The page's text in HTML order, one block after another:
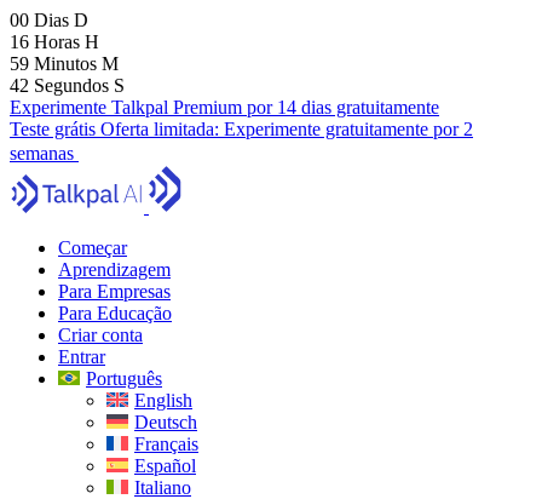
00 Dias D
16 Horas H
59 Minutos M
41 Segundos S
Experimente Talkpal Premium por 14 dias gratuitamente
Teste grátis Oferta limitada: Experimente gratuitamente por 2
semanas
Começar
Aprendizagem
Para Empresas
Para Educação
Criar conta
Entrar
Português
English
Deutsch
Français
Español
Italiano